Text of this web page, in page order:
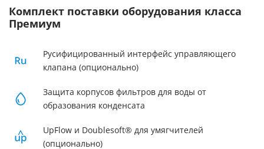
Комплект поставки оборудования класса
Премиум
Русифицированный интерфейс управляющего
клапана (опционально)
Защита корпусов фильтров для воды от
образования конденсата
UpFlow и Doublesoft® для умягчителей
(опционально)